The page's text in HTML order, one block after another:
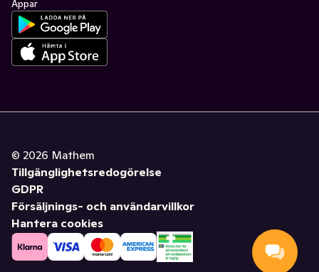
Appar
© 2026 Mathem
Tillgänglighetsredogörelse
GDPR
Försäljnings- och användarvillkor
Hantera cookies